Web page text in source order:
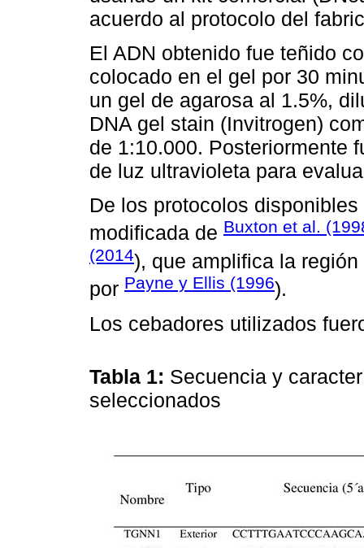
acuerdo al protocolo del
El ADN obtenido fue teñido
colocado en el gel por 30
un gel de agarosa al 1.5%,
DNA gel stain (Invitrogen)
de 1:10.000. Posteriormente
de luz ultravioleta para
De los protocolos
modificada de Buxton et al.
(2014), que amplifica la
por Payne y Ellis (1996).
Los cebadores utilizados
Tabla 1: Secuencia y
seleccionados